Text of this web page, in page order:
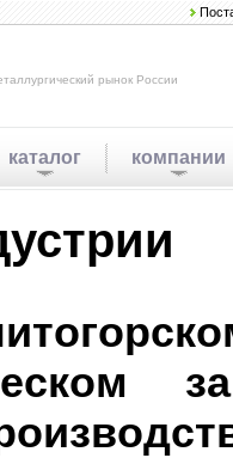
рынок России
каталог компании